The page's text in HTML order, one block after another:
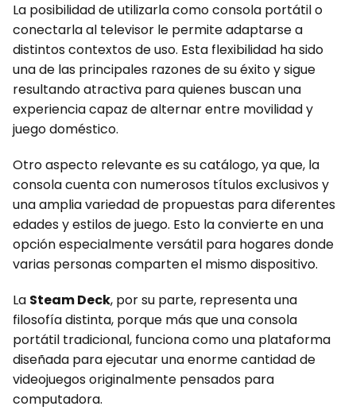
La posibilidad de utilizarla como consola portátil o
conectarla al televisor le permite adaptarse a
distintos contextos de uso. Esta flexibilidad ha sido
una de las principales razones de su éxito y sigue
resultando atractiva para quienes buscan una
experiencia capaz de alternar entre movilidad y
juego doméstico.
Otro aspecto relevante es su catálogo, ya que, la
consola cuenta con numerosos títulos exclusivos y
una amplia variedad de propuestas para diferentes
edades y estilos de juego. Esto la convierte en una
opción especialmente versátil para hogares donde
varias personas comparten el mismo dispositivo.
La Steam Deck, por su parte, representa una
filosofía distinta, porque más que una consola
portátil tradicional, funciona como una plataforma
diseñada para ejecutar una enorme cantidad de
videojuegos originalmente pensados para
computadora.